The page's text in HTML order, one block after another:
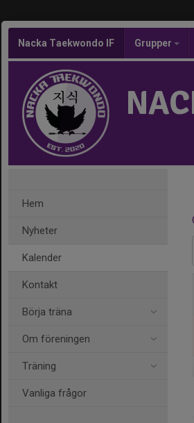
Nacka Taekwondo IF Grupper
Hem
Nyheter
Kalender
Kontakt
Börja träna
Om föreningen
Träning
Vanliga frågor